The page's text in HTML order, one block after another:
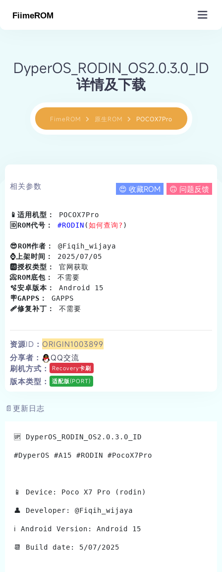
原生ROM(编译)
MIUI/HyperOS
欧版ROM(EU)
小米工厂包(救砖)
小米周边
小米型号查询
小米代号查询
手机驱动下载
MTK APBP仓库
工具&插件&教程
Magisk/脚本仓库
玩机工具仓库
查找手机状态
Fiime在线刷机
Gapps服务
KernelSU
积分包
更多服务
FiimeClaw
客户端
FiimeKit
DyperOS_RODIN_OS2.0.3.0_ID
详情及下载
FimeROM 原生ROM POCOX7Pro
相关参数 😍 收藏ROM 🙃 问题反馈
📱适用机型：
🆔ROM代号：
#RODIN (如何查询? )
😎ROM作者：
⌚️上架时间：
🆎授权类型：
官网获
📀ROM底包：
不需
🫧安卓版本：
Android
🪧GAPPS：
🩹修复补丁：
不
资源ID： ORIGIN1003899
分享者：
QQ交流
刷机方式：
Recovery卡刷
版本类型： 适配版(PORT)
📄更新日志
🆙 DyperOS_RODIN_OS2.0.3.0_ID
#DyperOS #A15 #RODIN #PocoX7Pro
📱 Device: Poco X7 Pro (rodin)
👤 Developer: @Fiqih_wijaya
ℹ️ Android Version: Android 15
📆 Build date: 5/07/2025